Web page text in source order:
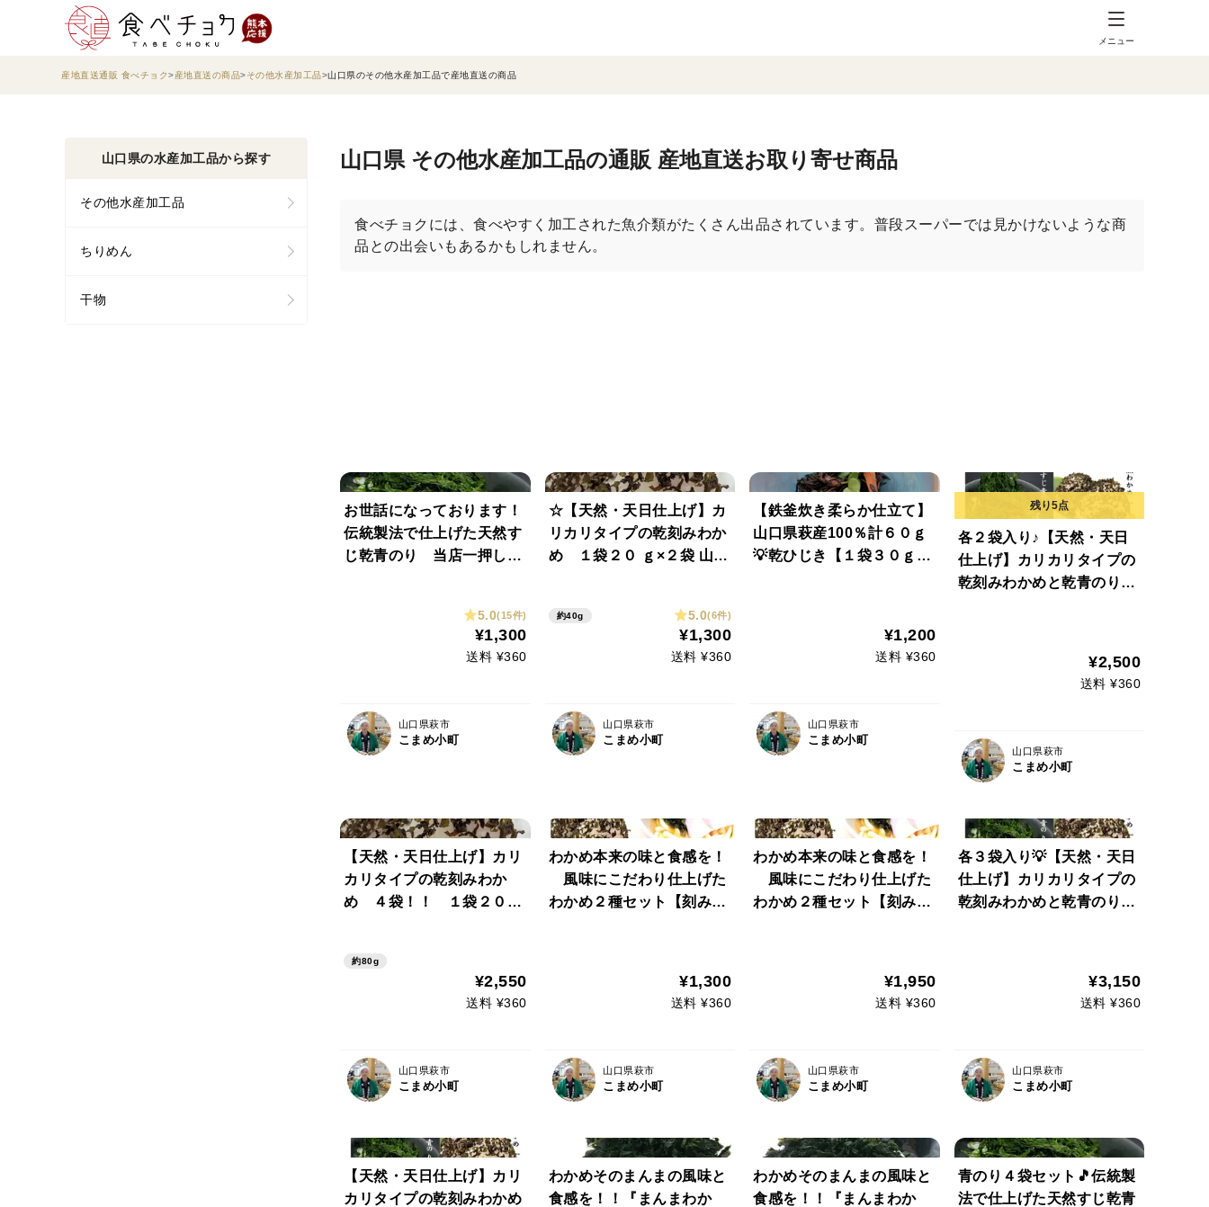
メニュー
産地直送通販 食べチョク 産地直送の商品 その他水産加工品 山口県のその他水産加工品で産地直送の商品
山口県 その他水産加工品の通販 産地直送お取り寄せ商品
食べチョクには、食べやすく加工された魚介類がたくさん出品されています。普段スーパーでは見かけないような商
品との出会いもあるかもしれません。
お世話になっております！
伝統製法で仕上げた天然す
じ乾青のり 当店一押し
5.0(15件)
¥1,300
送料 ¥360
山口県萩市
こまめ小町
☆【天然・天日仕上げ】カ
リカリタイプの乾刻みわか
め １袋２０ ｇ×２袋 山口
わかめおむすび
約40g 5.0(6件)
¥1,300
送料 ¥360
山口県萩市
こまめ小町
【鉄釜炊き柔らか仕立て】
山口県萩産100％計６０ｇ
💡乾ひじき【１袋３０ｇ入
¥1,200
送料 ¥360
山口県萩市
こまめ小町
各２袋入り♪【天然・天日
仕上げ】カリカリタイプの
乾刻みわかめと乾青のりセ
ぎり】【青のり御飯🍚】
¥2,500
送料 ¥360
山口県萩市
こまめ小町
【天然・天日仕上げ】カリ
カリタイプの乾刻みわか
め ４袋！！ １袋２０ｇ
めむすび わかめおむすび
約80g
¥2,550
送料 ¥360
山口県萩市
こまめ小町
わかめ本来の味と食感を！
風味にこだわり仕上げた
わかめ２種セット【刻みわ
めうどん わかめおにぎ
り わかめおむすび
¥1,300
送料 ¥360
山口県萩市
こまめ小町
わかめ本来の味と食感を！
風味にこだわり仕上げた
わかめ２種セット【刻みわ
めうどん わかめおにぎ
り わかめおむすび
¥1,950
送料 ¥360
山口県萩市
こまめ小町
各３袋入り💡【天然・天日
仕上げ】カリカリタイプの
乾刻みわかめと乾青のりセ
ぎり】【青のり御飯🍚】
¥3,150
送料 ¥360
山口県萩市
こまめ小町
【天然・天日仕上げ】カリ
カリタイプの乾刻みわかめ
わかめそのまんまの風味と
食感を！！『まんまわか
わかめそのまんまの風味と
食感を！！『まんまわか
青のり４袋セット🎵伝統製
法で仕上げた天然すじ乾青
山口県の水産加工品から探す
その他水産加工品
ちりめん
干物